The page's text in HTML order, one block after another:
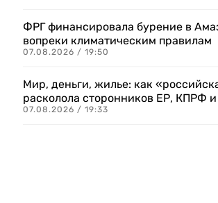
ФРГ финансировала бурение в
вопреки климатическим правилам
07.08.2026 / 19:50
Мир, деньги, жилье: как
расколола сторонников ЕР, КПРФ
07.08.2026 / 19:33